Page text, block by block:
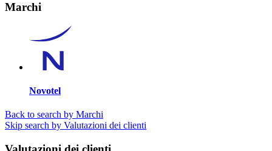
Marchi
Novotel
Back to search by Marchi
Skip search by Valutazioni dei clienti